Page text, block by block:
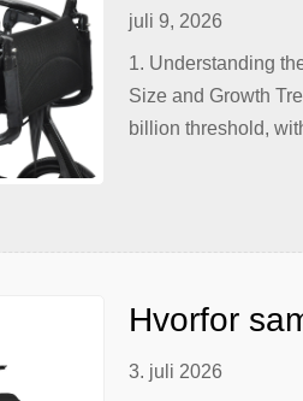
Wheelchair
to Carbon
juli 9, 2026
1. Understanding
Size and Growth
billion threshold,
Hvorfor
mer
3. juli 2026